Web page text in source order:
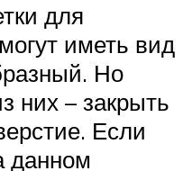
для
иметь вид
Но
них – закрыть
Если
данном